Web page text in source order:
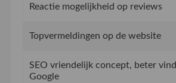
Reactie mogelijkheid op reviews
Topvermeldingen op de website
SEO vriendelijk concept, beter
Google